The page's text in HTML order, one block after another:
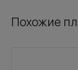
Похожие